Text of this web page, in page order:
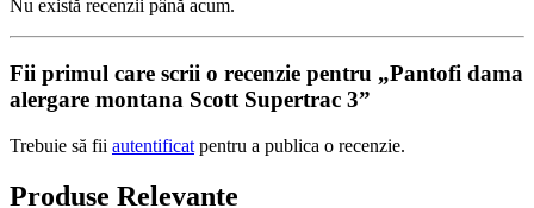
Nu există recenzii până acum.
Fii primul care scrii o recenzie pentru „Pantofi dama
alergare montana Scott Supertrac 3”
Trebuie să fii autentificat pentru a publica o recenzie.
Produse Relevante